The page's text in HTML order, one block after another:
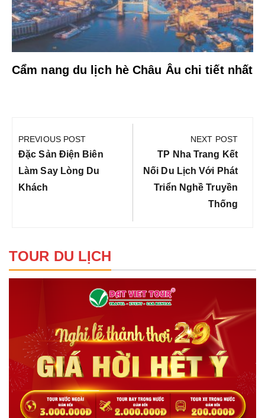
Cẩm nang du lịch hè Châu Âu chi tiết nhất
hướng
bài
viết
PREVIOUS POST
Previous
Post:
Đặc Sản Điện Biên
Làm Say Lòng Du
Khách
NEXT POST
Next
Post:
TP Nha Trang Kết
Nối Du Lịch Với Phát
Triển Nghề Truyền
Thống
TOUR DU LỊCH